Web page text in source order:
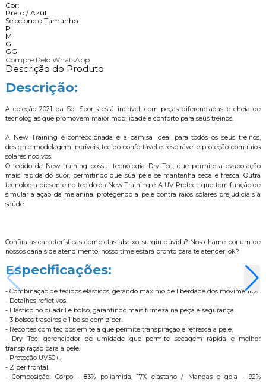
Cor:
Preto / Azul
Selecione o Tamanho:
P
M
G
GG
Compre Pelo WhatsApp
Descrição do Produto
Descrição:
A coleção 2021 da Sol Sports está incrível, com peças diferenciadas e cheia de
tecnologias que promovem maior mobilidade e conforto para seus treinos.
A New Training é confeccionada é a camisa ideal para todos os seus treinos,
design e modelagem incríveis, tecido confortável e respirável e proteção com raios
solares nocivos.
O tecido da New training possui tecnologia Dry Tec, que permite a evaporação
mais rápida do suor, permitindo que sua pele se mantenha seca e fresca. Outra
tecnologia presente no tecido da New Training é A UV Protect, que tem função de
simular a ação da melanina, protegendo a pele contra raios solares prejudiciais à
saúde.
Confira as características completas abaixo, surgiu dúvida? Nos chame por um de
nossos canais de atendimento, nosso time estará pronto para te atender, ok?
Especificações:
- Combinação de tecidos elásticos, gerando máximo de liberdade dos movimentos.
- Detalhes refletivos.
- Elástico no quadril e bolso, garantindo mais firmeza na peça e segurança.
- 3 bolsos traseiros e 1 bolso com zíper.
- Recortes com tecidos em tela que permite transpiração e refresca a pele.
- Dry Tec: gerenciador de umidade que permite secagem rápida e melhor
transpiração para a pele.
- Proteção UV50+.
- Zíper frontal.
- Composição: Corpo - 83% poliamida, 17% elastano / Mangas e gola - 92%